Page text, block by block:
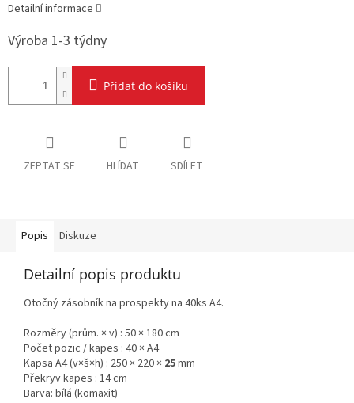
Detailní informace
Výroba 1-3 týdny
Přidat do košíku
ZEPTAT SE HLÍDAT SDÍLET
Popis Diskuze
Detailní popis produktu
Otočný zásobník na prospekty na 40ks A4.
Rozměry (prům. × v) : 50 × 180 cm
Počet pozic / kapes : 40 × A4
Kapsa A4 (v×š×h) : 250 × 220 × 25mm
Překryv kapes : 14 cm
Barva: bílá (komaxit)